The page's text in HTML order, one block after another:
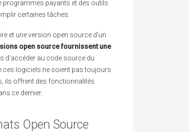
programmes payants et des outils
certaines tâches.
et une version open source d’un
open source fournissent une
d’accéder au code source du
ces logiciels ne soient pas toujours
ils offrent des fonctionnalités
ce dernier.
Open Source